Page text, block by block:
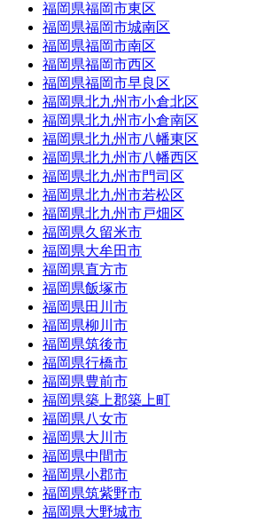
福岡県福岡市東区
福岡県福岡市城南区
福岡県福岡市南区
福岡県福岡市西区
福岡県福岡市早良区
福岡県北九州市小倉北区
福岡県北九州市小倉南区
福岡県北九州市八幡東区
福岡県北九州市八幡西区
福岡県北九州市門司区
福岡県北九州市若松区
福岡県北九州市戸畑区
福岡県久留米市
福岡県大牟田市
福岡県直方市
福岡県飯塚市
福岡県田川市
福岡県柳川市
福岡県筑後市
福岡県行橋市
福岡県豊前市
福岡県築上郡築上町
福岡県八女市
福岡県大川市
福岡県中間市
福岡県小郡市
福岡県筑紫野市
福岡県大野城市